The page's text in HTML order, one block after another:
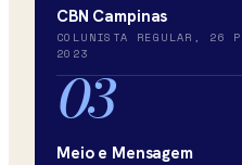
CBN Campinas
COLUNISTA REGULAR, 26
2023
03
Meio e Mensagem